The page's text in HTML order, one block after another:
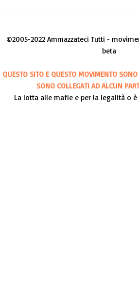
©2005-2022 Ammazzateci Tutti -
beta
QUESTO SITO E QUESTO MOVIMENTO
SONO COLLEGATI AD ALCUN
La lotta alle mafie e per la legalità o